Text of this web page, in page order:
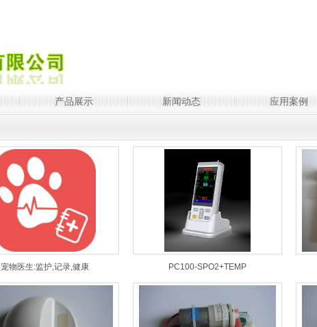
产品展示 新闻动态 应用案例
宠物医生:监护,记录,健康 PC100-SPO2+TEMP